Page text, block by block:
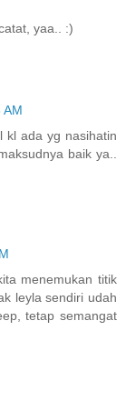
yaa.. :)
AM
kl ada yg nasihatin
baik ya..
menemukan titik
leyla sendiri udah
tetap semangat